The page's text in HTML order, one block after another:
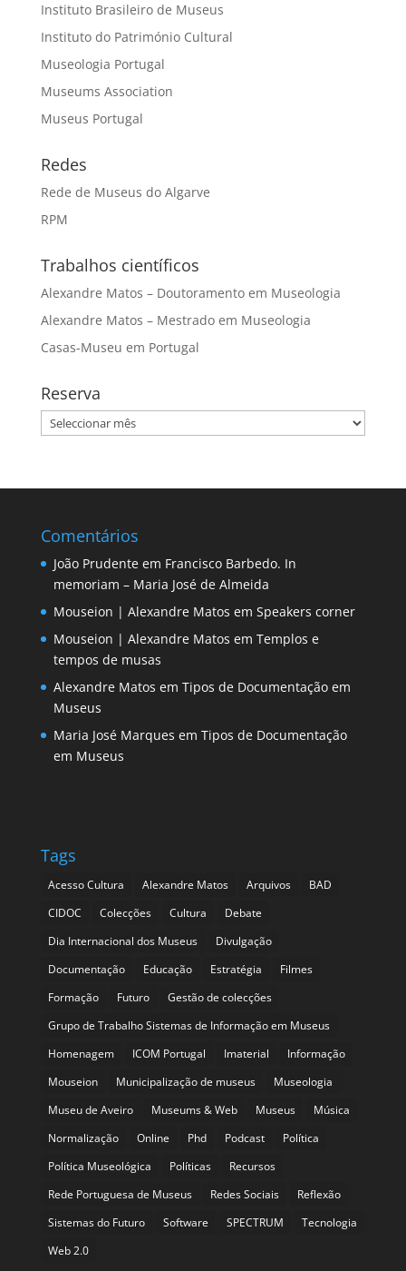
Instituto Brasileiro de Museus
Instituto do Património Cultural
Museologia Portugal
Museums Association
Museus Portugal
Redes
Rede de Museus do Algarve
RPM
Trabalhos científicos
Alexandre Matos – Doutoramento em Museologia
Alexandre Matos – Mestrado em Museologia
Casas-Museu em Portugal
Reserva
Reserva
Comentários
João Prudenteem Francisco Barbedo. In
memoriam – Maria José de Almeida
Mouseion | Alexandre Matos em Speakers corner
Mouseion | Alexandre Matos em Templos e
tempos de musas
Alexandre Matos em Tipos de Documentação em
Museus
Maria José Marques em Tipos de Documentação
em Museus
Tags
Acesso Cultura Alexandre Matos Arquivos
BAD
CIDOC
Colecções Cultura
Debate
Dia Internacional dos Museus
Divulgação
Documentação
Educação Estratégia
Filmes
Formação
Futuro
Gestão de colecções
Grupo de Trabalho Sistemas de Informação em Museus
Homenagem
ICOM Portugal Imaterial
Informação
Mouseion
Municipalização de museus
Museologia
Museu de Aveiro
Museums & Web Museus
Música
Normalização
Online Phd Podcast
Política
Política Museológica
Políticas
Recursos
Rede Portuguesa de Museus
Redes Sociais
Reflexão
Sistemas do Futuro
Software SPECTRUM
Tecnologia
Web 2.0